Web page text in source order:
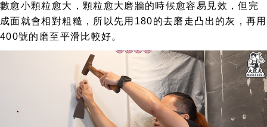
數愈小顆粒愈大，顆粒愈大磨牆的時候愈容易見效，但完
成面就會相對粗糙，所以先用180的去磨走凸出的灰，再用
400號的磨至平滑比較好。